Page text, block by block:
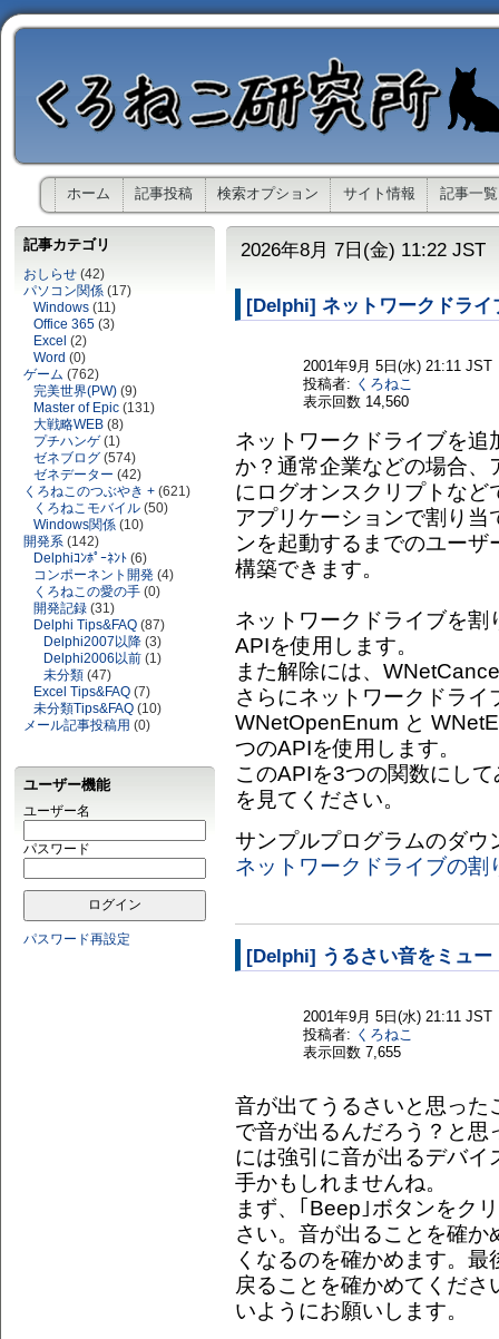
ホーム 記事投稿 検索オプション サイト情報 記事一覧
記事カテゴリ
おしらせ (42)
パソコン関係 (17)
Windows (11)
Office 365 (3)
Excel (2)
Word (0)
ゲーム (762)
完美世界(PW) (9)
Master of Epic (131)
大戦略WEB (8)
プチハンゲ(1)
ゼネブログ (574)
ゼネデーター (42)
くろねこのつぶやき + (621)
くろねこモバイル (50)
Windows関係 (10)
開発系 (142)
Delphiｺﾝﾎﾟｰﾈﾝﾄ (6)
コンポーネント開発 (4)
くろねこの愛の手 (0)
開発記録 (31)
Delphi Tips&FAQ (87)
Delphi2007以降 (3)
Delphi2006以前 (1)
未分類 (47)
Excel Tips&FAQ (7)
未分類Tips&FAQ (10)
メール記事投稿用 (0)
ユーザー機能
ユーザー名
パスワード
パスワード再設定
2026年8月 7日(金) 11:22 JST
[Delphi] ネットワークドライ
2001年9月 5日(水) 21:11 JST
投稿者: くろねこ
表示回数 14,560
ネットワークドライブを
か？通常企業などの場合
にログオンスクリプトな
アプリケーションで割り
ンを起動するまでのユー
構築できます。
ネットワークドライブを
APIを使用します。
また解除には、
さらにネットワークドライ
WNetOpenEnum と
つのAPIを使用します。
このAPIを3つの関数にし
を見てください。
サンプルプログラムのダ
ネットワークドライブの割
[Delphi] うるさい音をミュー
2001年9月 5日(水) 21:11 JST
投稿者: くろねこ
表示回数 7,655
音が出てうるさいと思った
で音が出るんだろう？と
には強引に音が出るデバ
手かもしれませんね。
まず、｢Beep｣ボタンをク
さい。音が出ることを確
くなるのを確かめます。
戻ることを確かめてくだ
いようにお願いします。